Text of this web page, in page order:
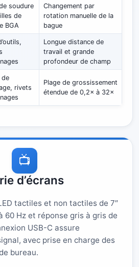
soudure
de
BGA
Changement par
rotation manuelle de la
bague
Longue distance de
travail et grande
profondeur de champ
rivets
Plage de grossissement
étendue de 0,2× à 32×
📺
d’écrans
tactiles et non tactiles de 7″
60 Hz et réponse gris à gris de
USB-C assure
avec prise en charge des
bureau.